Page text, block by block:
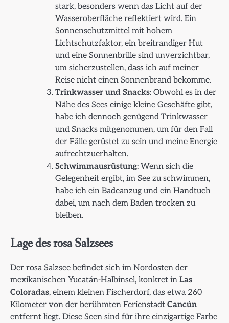
stark, besonders wenn das Licht auf der
Wasseroberfläche reflektiert wird. Ein
Sonnenschutzmittel mit hohem
Lichtschutzfaktor, ein breitrandiger Hut
und eine Sonnenbrille sind unverzichtbar,
um sicherzustellen, dass ich auf meiner
Reise nicht einen Sonnenbrand bekomme.
Trinkwasser und Snacks: Obwohl es in der
Nähe des Sees einige kleine Geschäfte gibt,
habe ich dennoch genügend Trinkwasser
und Snacks mitgenommen, um für den Fall
der Fälle gerüstet zu sein und meine Energie
aufrechtzuerhalten.
Schwimmausrüstung: Wenn sich die
Gelegenheit ergibt, im See zu schwimmen,
habe ich ein Badeanzug und ein Handtuch
dabei, um nach dem Baden trocken zu
bleiben.
Lage des rosa Salzsees
Der rosa Salzsee befindet sich im Nordosten der
mexikanischen Yucatán-Halbinsel, konkret in Las
Coloradas, einem kleinen Fischerdorf, das etwa 260
Kilometer von der berühmten Ferienstadt Cancún
entfernt liegt. Diese Seen sind für ihre einzigartige Farbe